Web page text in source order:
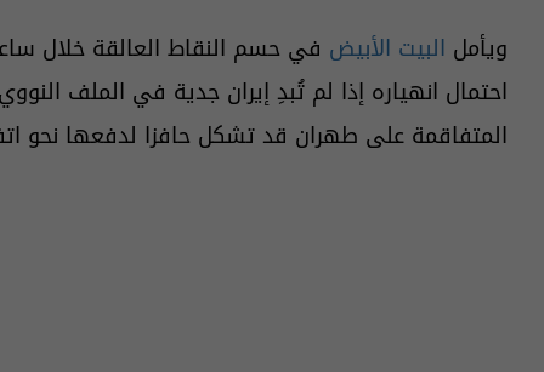
ويأمل البيت الأبيض في حسم النقاط العالقة خلال
احتمال انهياره إذا لم تُبدِ إيران جدية في الملف
المتفاقمة على طهران قد تشكل حافزا لدفعها نحو